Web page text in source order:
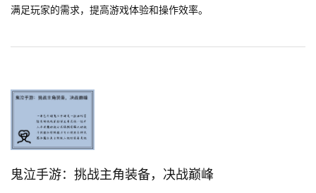
满足玩家的需求，提高游戏体验和操作效率。
鬼泣手游：挑战主角装备，决战巅峰